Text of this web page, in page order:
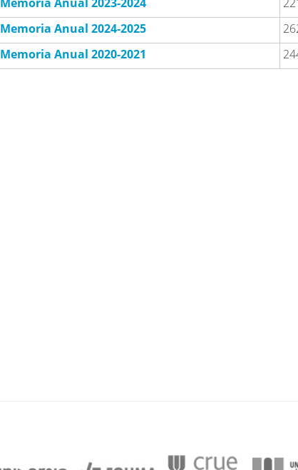
Memoria Anual 2024-2025
Memoria Anual 2020-2021